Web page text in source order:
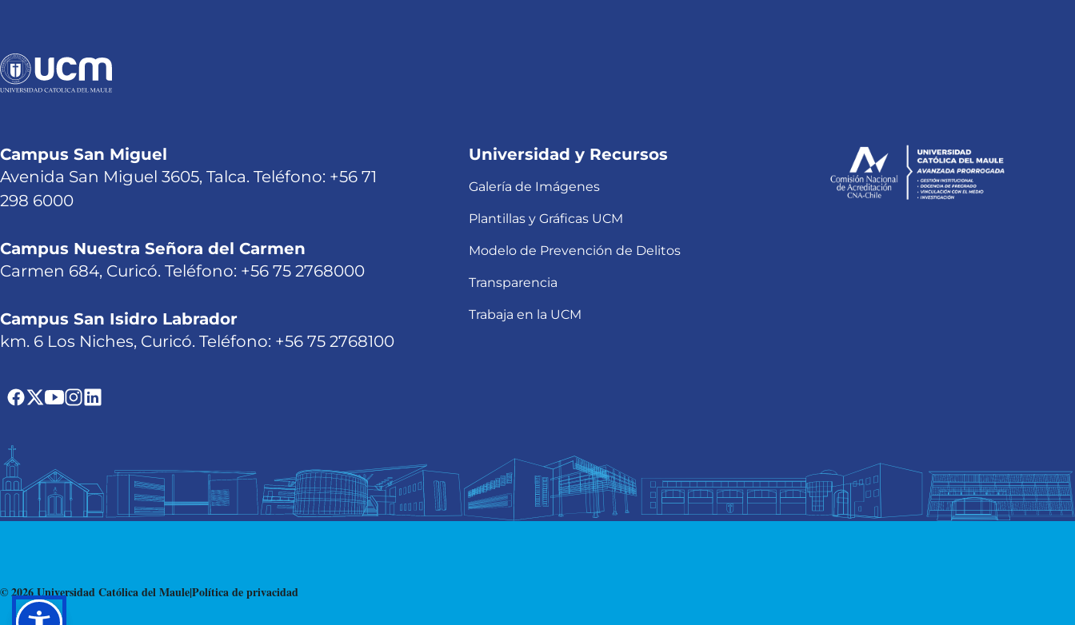
Campus San Miguel
Avenida San Miguel 3605, Talca. Teléfono: +56 71
298 6000
Campus Nuestra Señora del Carmen
Carmen 684, Curicó. Teléfono: +56 75 2768000
Campus San Isidro Labrador
km. 6 Los Niches, Curicó. Teléfono: +56 75 2768100
Universidad y Recursos
Galería de Imágenes
Plantillas y Gráficas UCM
Modelo de Prevención de Delitos
Transparencia
Trabaja en la UCM
© 2026 Universidad Católica del Maule|Política de privacidad